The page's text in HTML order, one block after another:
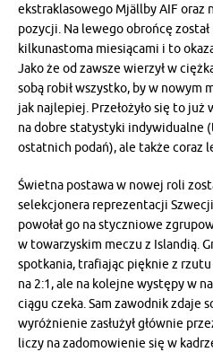
ekstraklasowego Mjällby AIF oraz
pozycji. Na lewego obrońcę
kilkunastoma miesiącami i to
Jako że od zawsze wierzył w
sobą robił wszystko, by w nowym
jak najlepiej. Przełożyło się to
na dobre statystyki indywidualne
ostatnich podań), ale także coraz
Świetna postawa w nowej roli
selekcjonera reprezentacji
powołał go na styczniowe
w towarzyskim meczu z Islandią.
spotkania, trafiając pięknie z
na 2:1, ale na kolejne występy w
ciągu czeka. Sam zawodnik zdaje
wyróżnienie zasłużył głównie
liczy na zadomowienie się w